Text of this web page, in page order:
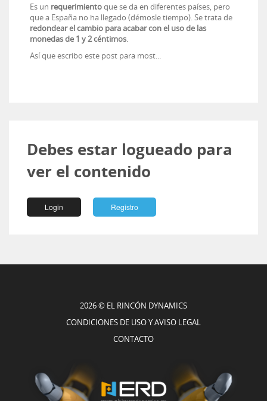
Es un requerimientoque se da en diferentes países, pero
que a España no ha llegado (démosle tiempo). Se trata de
redondear el cambio para acabar con el uso de las
monedas de 1 y 2 céntimos.
Así que escribo este post para most...
Debes estar logueado para
ver el contenido
Login Registro
2026 © EL RINCÓN DYNAMICS
CONDICIONES DE USO Y AVISO LEGAL
CONTACTO